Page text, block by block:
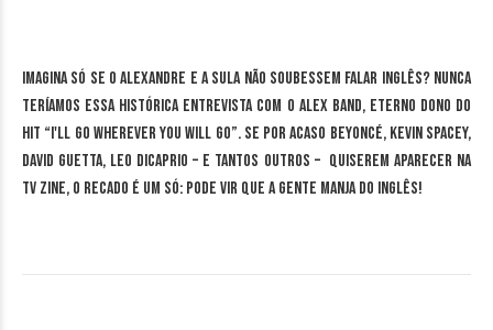
Imagina só se o Alexandre e a Sula não soubessem falar inglês? Nunca
teríamos essa histórica entrevista com o Alex Band, eterno dono do
hit “I'll go wherever you will go”. Se por acaso Beyoncé, Kevin Spacey,
David Guetta, Leo DiCaprio – e tantos outros – quiserem aparecer na
TV Zine, o recado é um só: pode vir que a gente manja do inglês!